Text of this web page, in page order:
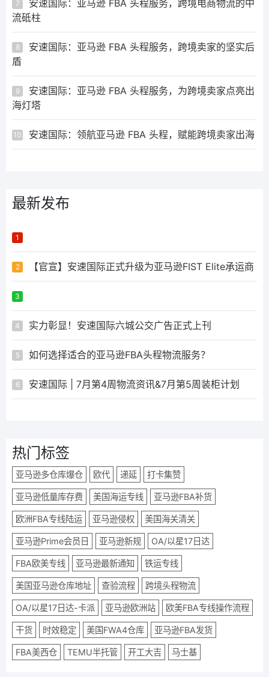
7
安速国际：亚马逊 FBA 头程服务，跨境电商物流的中
流砥柱
8
安速国际：亚马逊 FBA 头程服务，跨境卖家的坚实后
盾
9
安速国际：亚马逊 FBA 头程服务，为跨境卖家点亮出
海灯塔
10 安速国际：领航亚马逊 FBA 头程，赋能跨境卖家出海
最新发布
1
2 【官宣】安速国际正式升级为亚马逊FIST Elite承运商
3
4 实力彰显！安速国际六城公交广告正式上刊
5 如何选择适合的亚马逊FBA头程物流服务？
6 安速国际 | 7月第4周物流资讯&7月第5周装柜计划
热门标签
亚马逊多仓库爆仓 欧代 递延 打卡集赞
亚马逊低量库存费 美国海运专线 亚马逊FBA补货
欧洲FBA专线陆运 亚马逊侵权 美国海关清关
亚马逊Prime会员日 亚马逊新规 OA/以星17日达
FBA欧美专线 亚马逊最新通知 铁运专线
美国亚马逊仓库地址 查验流程 跨境头程物流
OA/以星17日达-卡派 亚马逊欧洲站 欧美FBA专线操作流程
干货 时效稳定 美国FWA4仓库 亚马逊FBA发货
FBA美西仓 TEMU半托管 开工大吉 马士基